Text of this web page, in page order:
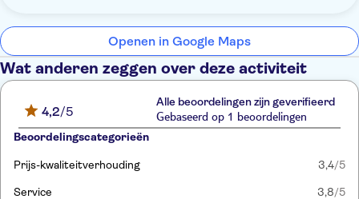
Openen in Google Maps
Wat anderen zeggen over deze activiteit
4,2/5
Alle beoordelingen zijn geverifieerd
Gebaseerd op 1 beoordelingen
Beoordelingscategorieën
Prijs-kwaliteitverhouding 3,4/5
Service 3,8/5